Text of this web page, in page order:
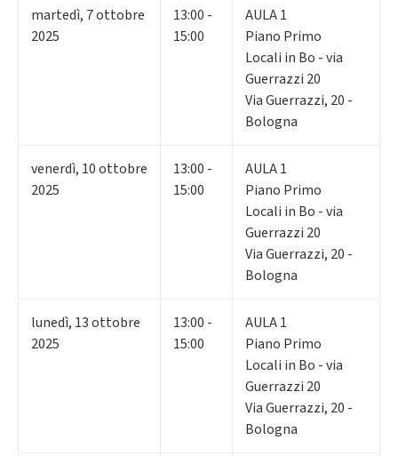
martedì, 7ottobre
2025
13:00 -
15:00
AULA 1
Piano Primo
Locali in Bo - via
Guerrazzi 20
Via Guerrazzi, 20 -
Bologna
venerdì, 10ottobre
2025
13:00 -
15:00
AULA 1
Piano Primo
Locali in Bo - via
Guerrazzi 20
Via Guerrazzi, 20 -
Bologna
lunedì, 13ottobre
2025
13:00 -
15:00
AULA 1
Piano Primo
Locali in Bo - via
Guerrazzi 20
Via Guerrazzi, 20 -
Bologna